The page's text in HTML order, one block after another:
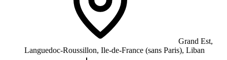
Grand Est,
Languedoc-Roussillon, Ile-de-France (sans Paris), Liban